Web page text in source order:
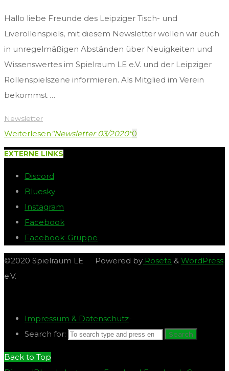
Hallo liebe Freunde des Leipziger Tisch- und
Liverollenspiels, mit diesem Newsletter wollen wir euch
in unregelmäßigen Abständen über Neuigkeiten und
Wissenswertes im Spielraum LE e.V. und der Leipziger
Rollenspielszene informieren. Als Mitglied im Verein
bekommst …
Newsletter
Weiterlesen "Newsletter 03/2020"0
EXTERNE LINKS
Discord
Bluesky
Instagram
Facebook
Facebook-Gruppe
Powered by Roseta & WordPress.
©2020 Spielraum LE
e.V.
Impressum & Datenschutz-
Search for:
Search
Back to Top